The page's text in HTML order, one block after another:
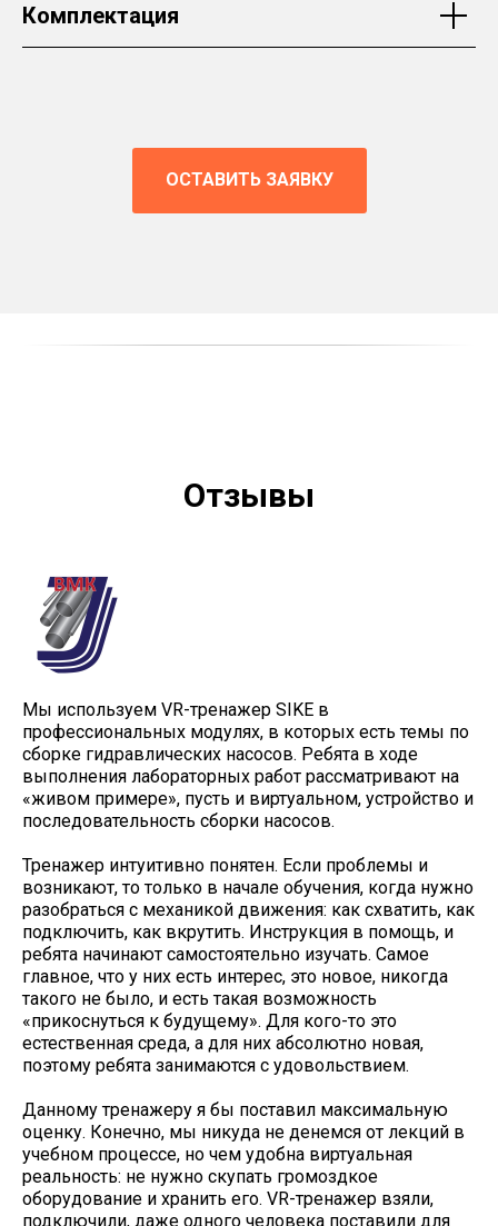
Комплектация
ОСТАВИТЬ ЗАЯВКУ
Отзывы
Мы используем VR-тренажер SIKE в
профессиональных модулях, в которых есть темы по
сборке гидравлических насосов. Ребята в ходе
выполнения лабораторных работ рассматривают на
«живом примере», пусть и виртуальном, устройство и
последовательность сборки насосов.
Тренажер интуитивно понятен. Если проблемы и
возникают, то только в начале обучения, когда нужно
разобраться с механикой движения: как схватить, как
подключить, как вкрутить. Инструкция в помощь, и
ребята начинают самостоятельно изучать. Самое
главное, что у них есть интерес, это новое, никогда
такого не было, и есть такая возможность
«прикоснуться к будущему». Для кого-то это
естественная среда, а для них абсолютно новая,
поэтому ребята занимаются с удовольствием.
Данному тренажеру я бы поставил максимальную
оценку. Конечно, мы никуда не денемся от лекций в
учебном процессе, но чем удобна виртуальная
реальность: не нужно скупать громоздкое
оборудование и хранить его. VR-тренажер взяли,
подключили, даже одного человека поставили для